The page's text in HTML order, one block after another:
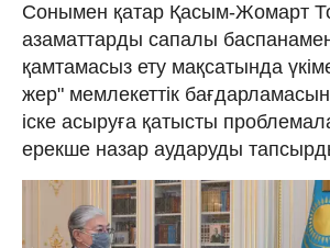
Сонымен қатар Қасым-Жомарт
азаматтарды сапалы
қамтамасыз ету мақсатында
жер" мемлекеттік
іске асыруға қатысты
ерекше назар аударуды